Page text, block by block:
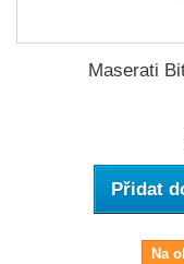
Maserati
Přidat
Na